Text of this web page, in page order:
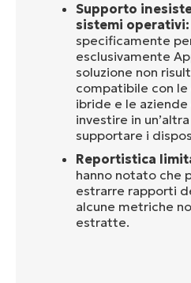
Supporto
sistemi operativi:
specificamente
esclusivamente
soluzione non
compatibile con le
ibride e le
investire in
supportare i
Reportistica
hanno notato che
estrarre rapporti
alcune metriche
estratte.